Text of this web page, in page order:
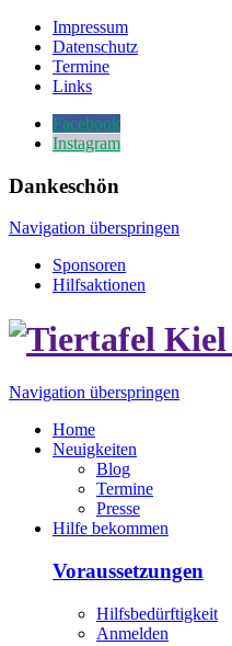
Impressum
Datenschutz
Termine
Links
Facebook
Instagram
Dankeschön
Navigation überspringen
Sponsoren
Hilfsaktionen
Navigation überspringen
Home
Neuigkeiten
Blog
Termine
Presse
Hilfe bekommen
Voraussetzungen
Hilfsbedürftigkeit
Anmelden